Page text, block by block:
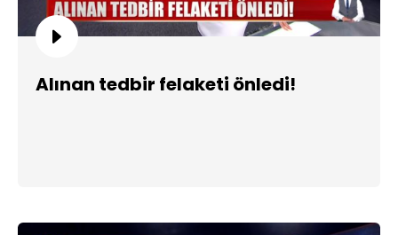
Alınan tedbir felaketi önledi!